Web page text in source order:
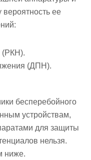
ее
(РКН).
(ДПН).
бесперебойного
устройствам,
для защиты
нельзя.
ниже.